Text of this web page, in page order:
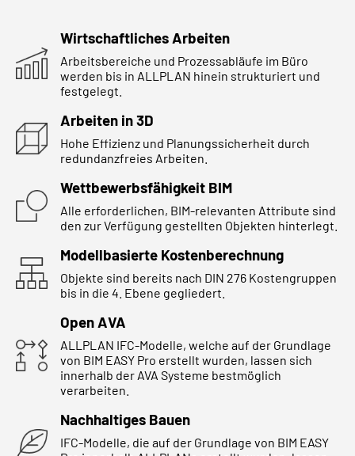
Wirtschaftliches Arbeiten
Arbeitsbereiche und Prozessabläufe im Büro
werden bis in ALLPLAN hinein strukturiert und
festgelegt.
Arbeiten in 3D
Hohe Effizienz und Planungssicherheit durch
redundanzfreies Arbeiten.
Wettbewerbsfähigkeit BIM
Alle erforderlichen, BIM-relevanten Attribute sind
den zur Verfügung gestellten Objekten hinterlegt.
Modellbasierte Kostenberechnung
Objekte sind bereits nach DIN 276 Kostengruppen
bis in die 4. Ebene gegliedert.
Open AVA
ALLPLAN IFC-Modelle, welche auf der Grundlage
von BIM EASY Pro erstellt wurden, lassen sich
innerhalb der AVA Systeme bestmöglich
verarbeiten.
Nachhaltiges Bauen
IFC-Modelle, die auf der Grundlage von BIM EASY